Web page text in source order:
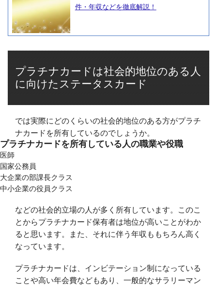
件・年収などを徹底解説！
プラチナカードは社会的地位のある人
に向けたステータスカード
では実際にどのくらいの社会的地位のある方がプラチ
ナカードを所有しているのでしょうか。
プラチナカードを所有している人の職業や役職
医師
国家公務員
大企業の部課長クラス
中小企業の役員クラス
などの社会的立場の人が多く所有しています。このこ
とからプラチナカード保有者は地位が高いことがわか
ると思います。また、それに伴う年収ももちろん高く
なっています。
プラチナカードは、インビテーション制になっている
ことや高い年会費などもあり、一般的なサラリーマン